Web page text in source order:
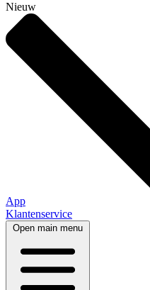
Nieuw
App
Klantenservice
Open main menu